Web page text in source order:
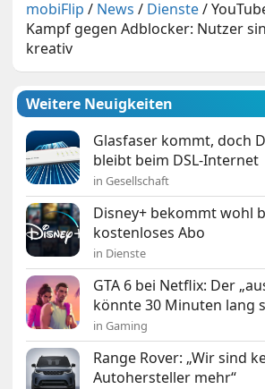
mobiFlip / News / Dienste/
Kampf gegen Adblocker: Nutzer
kreativ
Weitere Neuigkeiten
Glasfaser kommt, doch
bleibt beim DSL-Internet
in Gesellschaft
Disney+ bekommt wohl
kostenloses Abo
in Dienste
GTA 6 bei Netflix: Der
könnte 30 Minuten lang
in Gaming
Range Rover: „Wir sind
Autohersteller mehr“